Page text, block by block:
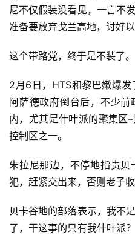
尼不仅假装没看见，一言不
准备要放弃戈兰高地，讨好以
这个带路党，终于是不装了。
2月6日，HTS和黎巴嫩爆发
阿萨德政府倒台后，不少
内，尤其是什叶派的聚集区
控制区之一。
朱拉尼那边，不停地指责
犯，赶紧交出来，否则老子收
贝卡谷地的部落表示，我不
了，干这事的只有我什叶派